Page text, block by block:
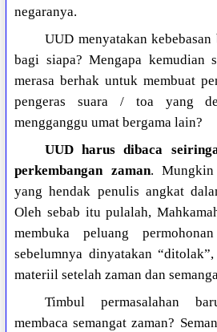
negaranya.
UUD menyatakan kebebasan
bagi siapa? Mengapa kemudian
merasa berhak untuk membuat
pengeras suara / toa yang
mengganggu umat bergama lain?
UUD harus dibaca
perkembangan zaman.
yang hendak penulis angkat
Oleh sebab itu pulalah,
membuka peluang
sebelumnya dinyatakan
materiil setelah zaman dan
Timbul permasalahan
membaca semangat zaman?